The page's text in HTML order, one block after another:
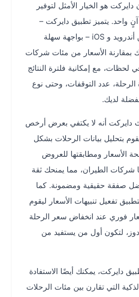
الخيار الأمثل لتوفير
يتميز تطبيق دايركت –
المتاح على كلٍّ من أندرويد و iOS – بواجهة سهلة
الأسعار من مئات شركات
مع إمكانية فلترة النتائج
عدد التوقفات، وحتى نوع
أنه لا يكتفي بعرض أرخص
بيانات الرحلات بشكل
ومطابقتها للعروض
الطيران، مما يمنحك ثقة
حقيقية ومضمونة. كما
تنبيهات الأسعار ليقوم
عند انخفاض سعر الرحلة
أول من يستفيد من
يمكنك أيضًا الاستفادة
تقارن بين مئات الرحلات